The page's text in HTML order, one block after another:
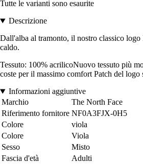
Tutte le varianti sono esaurite
Descrizione
Dall'alba al tramonto, il nostro classico
caldo.
Tessuto: 100% acrilicoNuovo tessuto più
coste per il massimo comfort Patch del logo
Informazioni aggiuntive
Marchio
The North Face
Riferimento fornitore NF0A3FJX-0H5
Colore
viola
Colore
Viola
Sesso
Misto
Fascia d'età
Adulti